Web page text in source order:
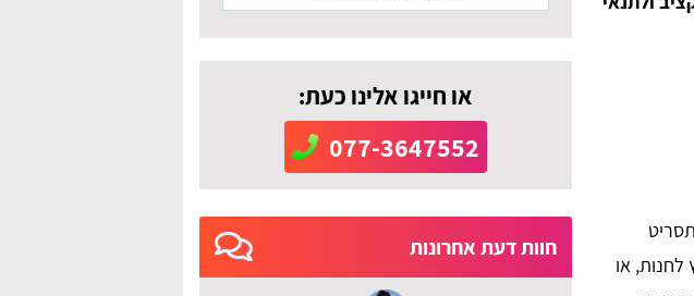
או
או חייגו אלינו כעת:
077-3647552
חוות דעת אחרונות